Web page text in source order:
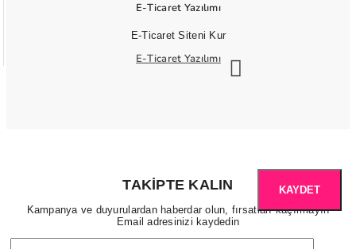
E-Ticaret Yazılımı
E-Ticaret Siteni Kur
E-Ticaret Yazılımı
TAKIPTE KALIN
Kampanya ve duyurulardan haberdar olun, fırsatları kaçırmayın
Email adresinizi kaydedin
KAYDET